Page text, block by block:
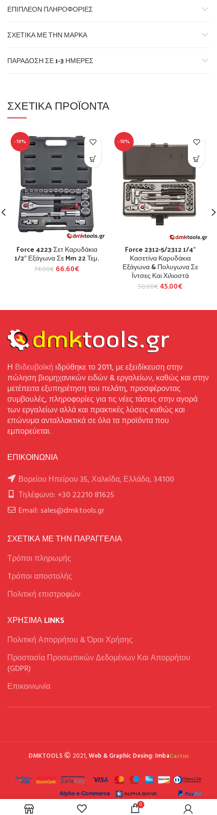
ΕΠΙΠΛΈΟΝ ΠΛΗΡΟΦΟΡΊΕΣ
ΣΧΕΤΙΚΆ ΜΕ ΤΗΝ ΜΆΡΚΑ
ΠΑΡΆΔΟΣΗ ΣΕ 1-3 ΗΜΈΡΕΣ
ΣΧΕΤΙΚΆ ΠΡΟΪΌΝΤΑ
-10%
Force 4223 Σετ Καρυδάκια
1/2″ Εξάγωνα Σε Mm 22 Τεμ.
74.00€ 66.60€
-10%
Force 2312-5/2312 1/4″
Κασετίνα Καρυδάκια
Εξάγωνα & Πολυγωνα Σε
Ϊντσες Και Χιλιοστά
50.00€ 45.00€
Η Βιδευβοϊκή ιδρύθηκε το 2011, με εξειδίκευση στην
πώληση βιομηχανικών ειδών & εργαλείων, καθώς και στην
μετέπειτα εξυπηρέτηση του πελάτη, προσφέροντας
συμβουλές, πληροφορίες για τις νέες τάσεις στην αγορά
των εργαλείων αλλά και πρακτικές λύσεις καθώς και
επώνυμα ανταλλακτικά σε όλα τα προϊόντα που
εμπορεύεται.
ΕΠΙΚΟΙΝΩΝΙΑ
Βορείου Ηπείρου 35, Χαλκίδα, Ελλάδα, 34100
Τηλέφωνο: +30 22210 81625
Email: sales@dmktools.gr
ΣΧΕΤΙΚΑ ΜΕ ΤΗΝ ΠΑΡΑΓΓΕΛΙΑ
Τρόποι πληρωμής
Tρόποι αποστολής
Πολιτική επιστροφών
ΧΡΉΣΙΜΑ LINKS
Πολιτική Απορρήτου & Όροι Χρήσης
Προστασία Προσωπικών Δεδομένων Και Απορρήτου
(GDPR)
Επικοινωνία
DMKTOOLS 2021,Web & Graphic Desing: ImbaCactus
0